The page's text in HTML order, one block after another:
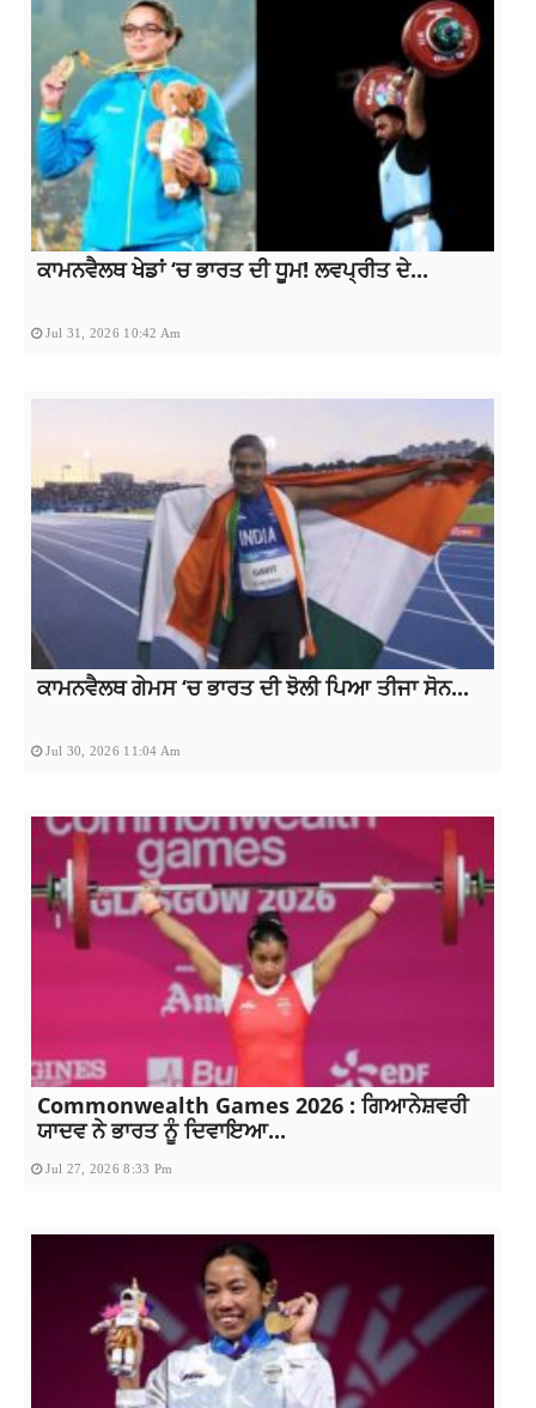
ਕਾਮਨਵੈਲਥ ਖੇਡਾਂ ‘ਚ ਭਾਰਤ ਦੀ ਧੂਮ! ਲਵਪ੍ਰੀਤ ਦੇ...
Jul 31, 2026 10:42 Am
ਕਾਮਨਵੈਲਥ ਗੇਮਸ ‘ਚ ਭਾਰਤ ਦੀ ਝੋਲੀ ਪਿਆ ਤੀਜਾ ਸੋਨ...
Jul 30, 2026 11:04 Am
Commonwealth Games 2026 : ਗਿਆਨੇਸ਼ਵਰੀ
ਯਾਦਵ ਨੇ ਭਾਰਤ ਨੂੰ ਦਿਵਾਇਆ...
Jul 27, 2026 8:33 Pm